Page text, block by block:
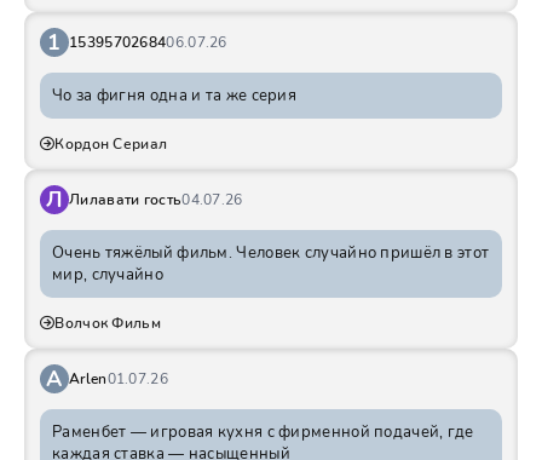
1 1539570268406.07.26
Чо за фигня одна и та же серия
Кордон Сериал
Л Лилавати гость04.07.26
Очень тяжёлый фильм. Человек случайно пришёл в этот
мир, случайно
Волчок Фильм
A Arlen01.07.26
Раменбет — игровая кухня с фирменной подачей, где
каждая ставка — насыщенный